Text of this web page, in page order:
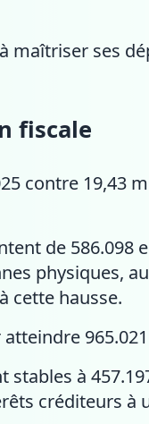
maîtriser ses
fiscale
contre 19,43
de 586.098
physiques, au
cette hausse.
à
créditeurs à